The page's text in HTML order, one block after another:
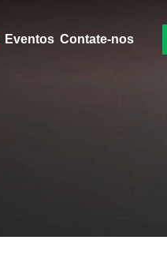
Eventos Contate-nos